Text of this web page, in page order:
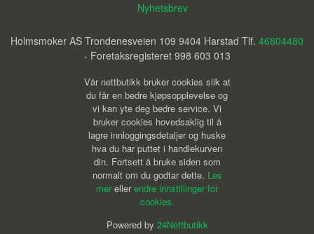
Nyhetsbrev
Holmsmoker AS Trondenesveien 109 9404 Harstad Tlf. 46804480
- Foretaksregisteret 998 603 013
Vår nettbutikk bruker cookies slik at
du får en bedre kjøpsopplevelse og
vi kan yte deg bedre service. Vi
bruker cookies hovedsaklig til å
lagre innloggingsdetaljer og huske
hva du har puttet i handlekurven
din. Fortsett å bruke siden som
normalt om du godtar dette. Les
mer ellerendre innstillinger for
cookies.
Powered by 24Nettbutikk